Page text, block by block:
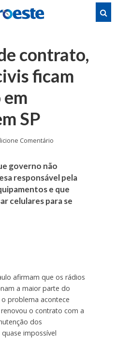
contrato,
ficam
SP
Comentário
governo não
responsável pela
e que
celulares para se
afirmam que os rádios
a maior parte do
problema acontece
o contrato com a
dos
impossível